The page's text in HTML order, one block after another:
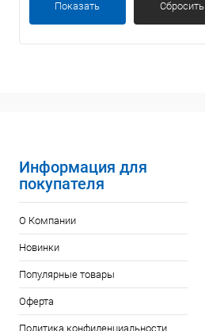
Показать Сбросить
Информация для
покупателя
О Компании
Новинки
Популярные товары
Оферта
Политика конфиденциальности